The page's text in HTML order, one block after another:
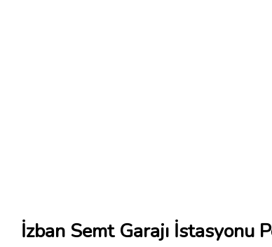
İzban Semt Garajı İstasyonu